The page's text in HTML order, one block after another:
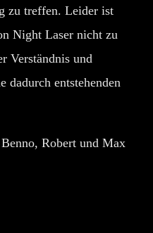
zu treffen. Leider ist
Night Laser nicht zu
Verständnis und
dadurch entstehenden
Robert und Max